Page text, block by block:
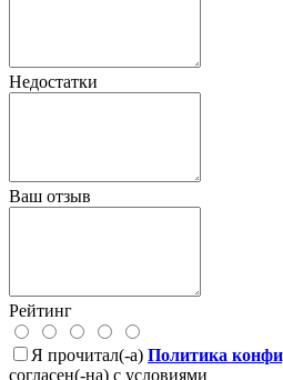
Недостатки
Ваш отзыв
Рейтинг
Я прочитал(-а) Политика
согласен(-на) с условиями